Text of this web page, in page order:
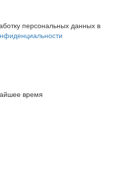
персональных данных в
время